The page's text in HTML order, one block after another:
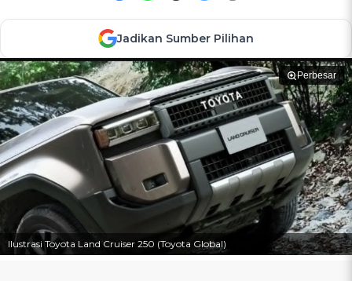
Jadikan Sumber Pilihan
Perbesar
Ilustrasi Toyota Land Cruiser 250 (Toyota Global)